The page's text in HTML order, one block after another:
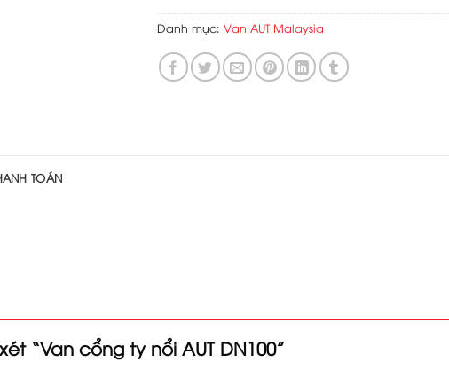
Danh mục:Van AUT Malaysia
TOÁN
“Van cổng ty nổi AUT DN100”